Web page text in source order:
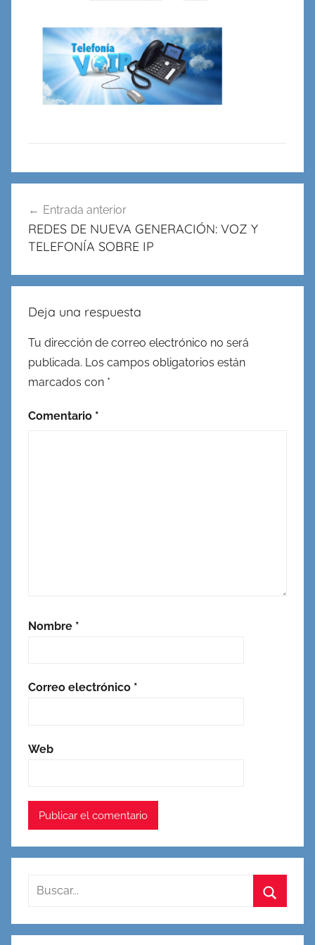
Virtualidad
de
entradas
Entrada anterior
REDES DE NUEVA GENERACIÓN: VOZ Y
TELEFONÍA SOBRE IP
Deja una respuesta
Tu dirección de correo electrónico no será
publicada. Los campos obligatorios están
marcados con *
Comentario *
Nombre *
Correo electrónico *
Web
Buscar: